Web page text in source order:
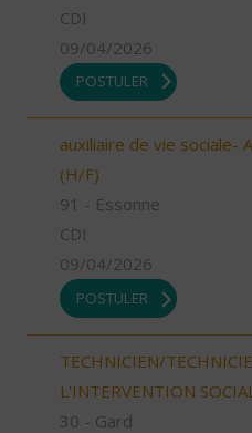
CDI
09/04/2026
POSTULER
auxiliaire de vie sociale-
(H/F)
91 - Essonne
CDI
09/04/2026
POSTULER
TECHNICIEN/
L'INTERVENTION
30 - Gard